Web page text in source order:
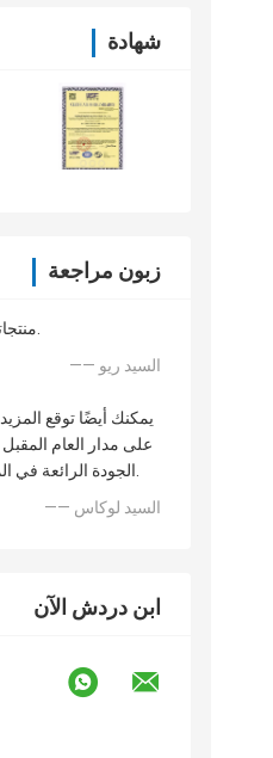
شهادة
زبون مراجعة
منتجاتك جيدة جدا ، أنا أحب ذلك.
—— السيد ريو
يمكنك أيضًا توقع
الجودة الرائعة في المنتجات وفي خدمة العملاء.
—— السيد لوكاس
ابن دردش الآن